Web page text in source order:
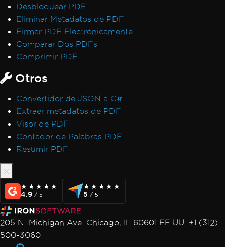
Desbloquear PDF
Eliminar Metadatos de PDF
Firmar PDF Electrónicamente
Comparar Dos PDFs
Comprimir PDF
Otros
Convertidor de JSON a C#
Extraer metadatos de PDF
Visor de PDF
Contador de Palabras PDF
Resumir PDF
★★★★★
★★★★★
4.9 / 5
★★★★★
★★★★★
5 / 5
205 N. Michigan Ave. Chicago, IL 60601 EE.UU. +1 (312)
500-3060